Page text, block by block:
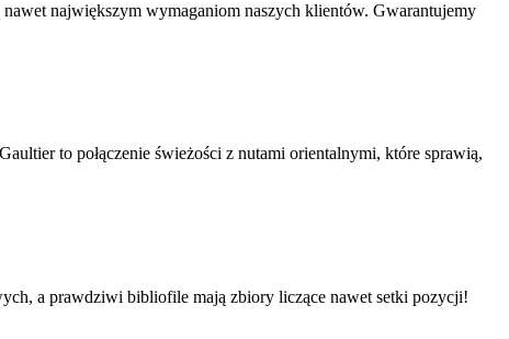
największym wymaganiom naszych klientów. Gwarantujemy
to połączenie świeżości z nutami orientalnymi, które sprawią,
a prawdziwi bibliofile mają zbiory liczące nawet setki pozycji!